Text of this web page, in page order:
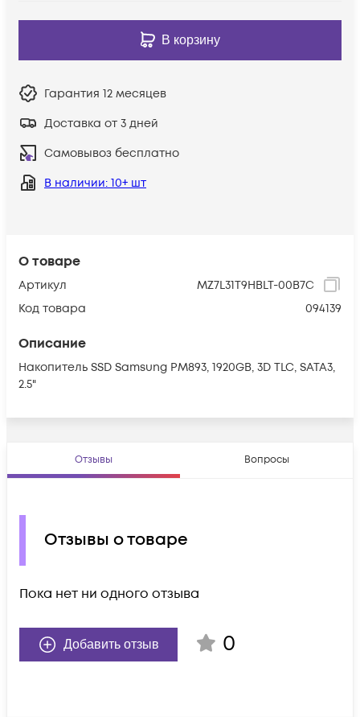
О товаре
Артикул
MZ7L31T9HBLT-00B7C
Код товара
094139
Описание
Накопитель SSD Samsung PM893, 1920GB, 3D TLC, SATA3,
2.5"
В корзину
Гарантия 12 месяцев
Доставка от 3 дней
Самовывоз бесплатно
В наличии: 10+ шт
Отзывы Вопросы
Отзывы о товаре
Пока нет ни одного отзыва
Добавить отзыв 0